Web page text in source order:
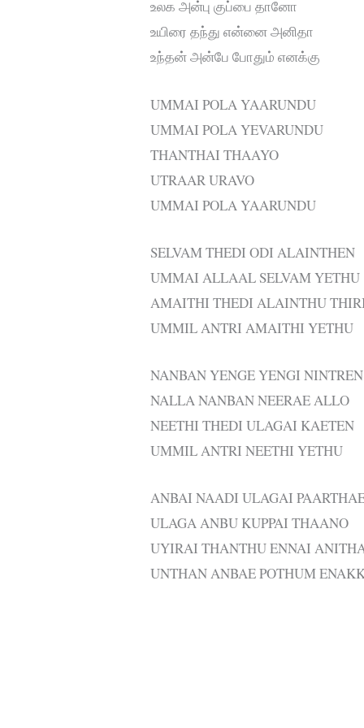
உலக அன்பு குப்பை தானோ
உயிரை தந்து என்னை அனிதா
உந்தன் அன்பே போதும் எனக்கு
UMMAI POLA YAARUNDU
UMMAI POLA YEVARUNDU
THANTHAI THAAYO
UTRAAR URAVO
UMMAI POLA YAARUNDU
SELVAM THEDI ODI ALAINTHEN
UMMAI ALLAAL SELVAM YETHU
AMAITHI THEDI ALAINTHU
UMMIL ANTRI AMAITHI YETHU
NANBAN YENGE YENGI NINTREN
NALLA NANBAN NEERAE ALLO
NEETHI THEDI ULAGAI KAETEN
UMMIL ANTRI NEETHI YETHU
ANBAI NAADI ULAGAI
ULAGA ANBU KUPPAI THAANO
UYIRAI THANTHU ENNAI
UNTHAN ANBAE POTHUM